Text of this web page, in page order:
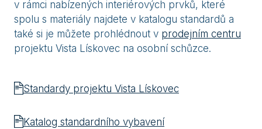
v rámci nabízených interiérových prvků, které
spolu s materiály najdete v katalogu standardů a
také si je můžete prohlédnout v prodejním centru
projektu Vista Lískovec na osobní schůzce.
Standardy projektu Vista Lískovec
Katalog standardního vybavení